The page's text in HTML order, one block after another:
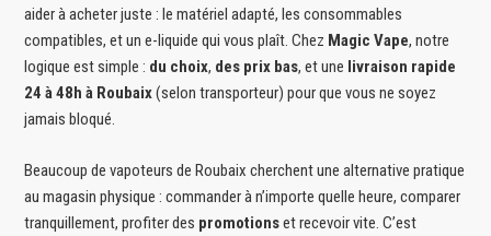
aider à acheter juste : le matériel adapté, les consommables
compatibles, et un e-liquide qui vous plaît. Chez Magic Vape, notre
logique est simple : du choix, des prix bas, et une livraison rapide
24 à 48h à Roubaix(selon transporteur) pour que vous ne soyez
jamais bloqué.
Beaucoup de vapoteurs de Roubaix cherchent une alternative pratique
au magasin physique : commander à n’importe quelle heure, comparer
tranquillement, profiter des promotionset recevoir vite. C’est